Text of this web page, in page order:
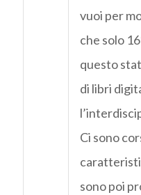
vuoi per
che solo
questo
di libri
Ci sono
sono poi